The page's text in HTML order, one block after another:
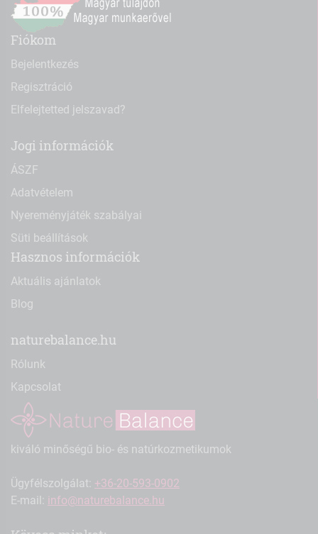
Fiókom
Bejelentkezés
Regisztráció
Elfelejtetted jelszavad?
Jogi információk
ÁSZF
Adatvételem
Nyereményjáték szabályai
Süti beállítások
Hasznos információk
Aktuális ajánlatok
Blog
naturebalance.hu
Rólunk
Kapcsolat
kiváló minőségű bio- és natúrkozmetikumok
Ügyfélszolgálat: +36-20-593-0902
E-mail: info@naturebalance.hu